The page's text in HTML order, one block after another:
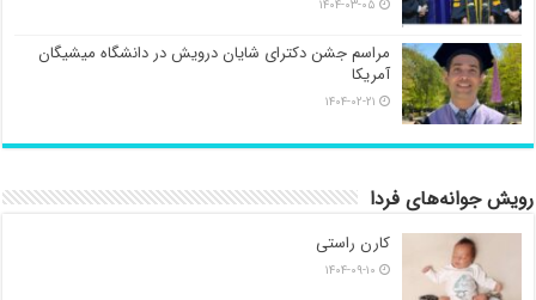
۱۴۰۴-۰۳-۰۵
مراسم جشن دکترای شایان درویش در دانشگاه میشیگان
آمریکا
۱۴۰۴-۰۲-۲۱
رویش جوانه‌های فردا
کارن راستی
۱۴۰۴-۰۹-۱۰